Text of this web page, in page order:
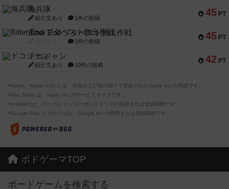
45 PT
海兵隊
紹介文あり 1件の投稿
45 PT
Bitter End ブタペスト救出作戦
1件の投稿
42 PT
ドコジャン
紹介文あり 10件の投稿
※Apple、Apple のロゴ は、米国および他の国々で登録されたApple Inc.の商標です。
※App Store は、Apple Inc.のサービスマークです。
※Android は、グーグル インコーポレイテッドの商標または登録商標です。
※Google Play とそのロゴは、Google Inc.の商標または登録商標です。
ボドゲーマTOP
ボードゲームを検索する